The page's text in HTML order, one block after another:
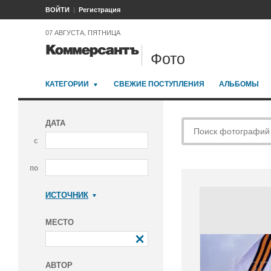
ВОЙТИ Регистрация
07 АВГУСТА, ПЯТНИЦА
Фото
КАТЕГОРИИ СВЕЖИЕ ПОСТУПЛЕНИЯ АЛЬБОМЫ
ДАТА
с
по
ИСТОЧНИК
МЕСТО
АВТОР